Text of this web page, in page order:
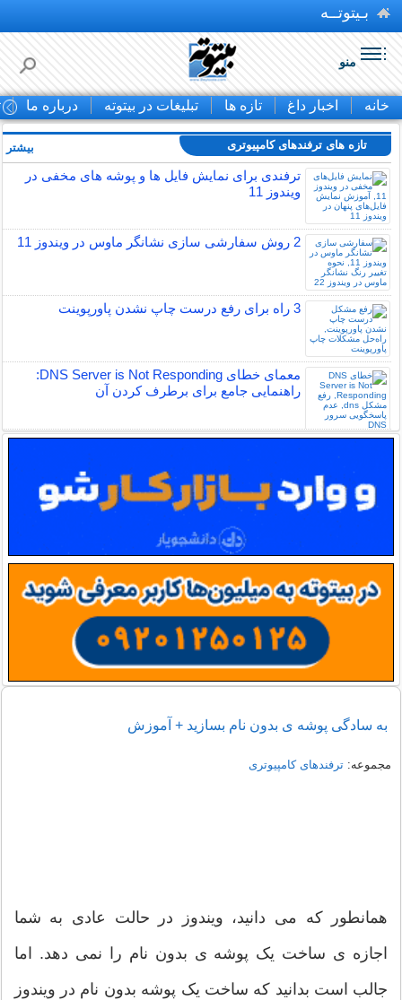
بـیتوتــه
منو
خانه اخبار داغ تازه ها تبلیغات در بیتوته درباره ما
تازه های ترفندهای کامپیوتری
ترفندی برای نمایش فایل ها و پوشه های مخفی در
ویندوز 11
2 روش سفارشی سازی نشانگر ماوس در ویندوز 11
3 راه برای رفع درست چاپ نشدن پاورپوینت
معمای خطای DNS Server is Not Responding:
راهنمایی جامع برای برطرف کردن آن
بیشتر
به سادگی پوشه ی بدون نام بسازید + آموزش
مجموعه:ترفندهای کامپیوتری
همانطور که می دانید، ویندوز در حالت عادی به شما
اجازه ی ساخت یک پوشه ی بدون نام را نمی دهد. اما
جالب است بدانید که ساخت یک پوشه بدون نام در ویندوز